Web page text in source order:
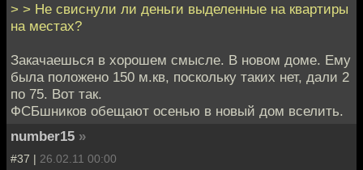
> > Не свиснули ли деньги выделенные на квартиры
на местах?
Закачаешься в хорошем смысле. В новом доме. Ему
была положено 150 м.кв, поскольку таких нет, дали 2
по 75. Вот так.
ФСБшников обещают осенью в новый дом вселить.
number15 »
#37 | 26.02.11 00:00